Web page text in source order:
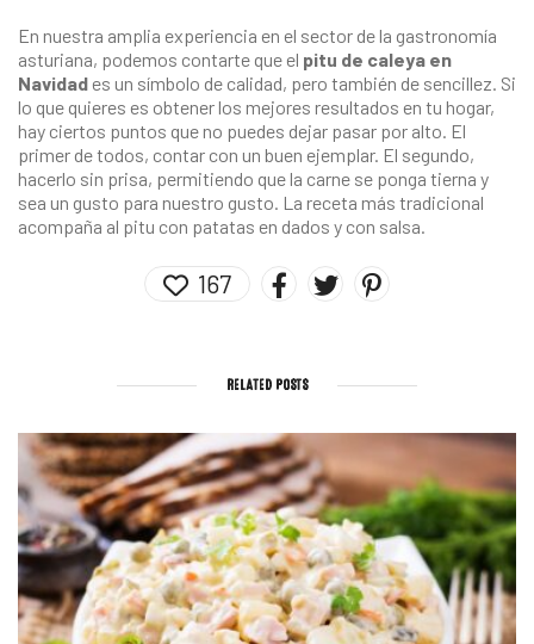
En nuestra amplia experiencia en el sector de la gastronomía
asturiana, podemos contarte que el pitu de caleya en
Navidad es un símbolo de calidad, pero también de sencillez. Si
lo que quieres es obtener los mejores resultados en tu hogar,
hay ciertos puntos que no puedes dejar pasar por alto. El
primer de todos, contar con un buen ejemplar. El segundo,
hacerlo sin prisa, permitiendo que la carne se ponga tierna y
sea un gusto para nuestro gusto. La receta más tradicional
acompaña al pitu con patatas en dados y con salsa.
167
RELATED POSTS